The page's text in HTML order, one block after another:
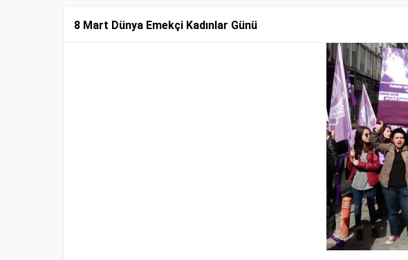
8 Mart Dünya Emekçi Kadınlar Günü